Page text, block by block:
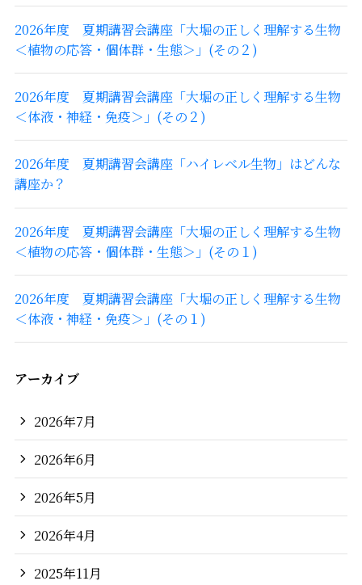
2026年度 夏期講習会講座「大堀の正しく理解する生物
＜植物の応答・個体群・生態＞」(その２)
2026年度 夏期講習会講座「大堀の正しく理解する生物
＜体液・神経・免疫＞」(その２)
2026年度 夏期講習会講座「ハイレベル生物」はどんな
講座か？
2026年度 夏期講習会講座「大堀の正しく理解する生物
＜植物の応答・個体群・生態＞」(その１)
2026年度 夏期講習会講座「大堀の正しく理解する生物
＜体液・神経・免疫＞」(その１)
アーカイブ
2026年7月
2026年6月
2026年5月
2026年4月
2025年11月